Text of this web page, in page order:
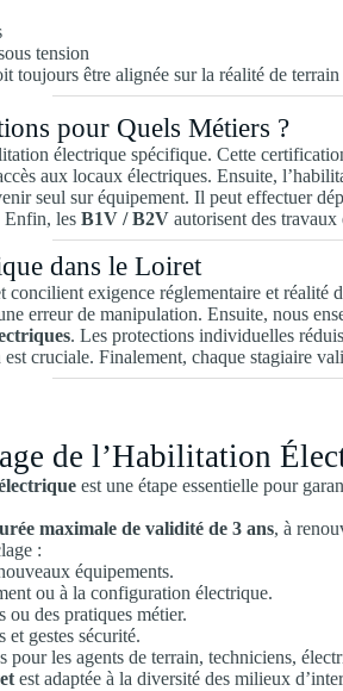
tension
toujours être alignée sur la réalité de
pour Quels Métiers ?
électrique spécifique. Cette
aux locaux électriques. Ensuite,
seul sur équipement. Il peut effectuer
Enfin, les B1V / B2V autorisent des
dans le Loiret
exigence réglementaire et
erreur de manipulation. Ensuite, nous
. Les protections individuelles
cruciale. Finalement, chaque stagiaire
de l’Habilitation
est une étape essentielle pour
maximale de validité de 3 ans, à
:
équipements.
ou à la configuration électrique.
ou des pratiques métier.
gestes sécurité.
pour les agents de terrain, techniciens,
est adaptée à la diversité des milieux